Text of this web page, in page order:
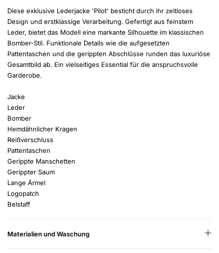
Diese exklusive Lederjacke 'Pilot' besticht durch ihr zeitloses
Design und erstklassige Verarbeitung. Gefertigt aus feinstem
Leder, bietet das Modell eine markante Silhouette im klassischen
Bomber-Stil. Funktionale Details wie die aufgesetzten
Pattentaschen und die gerippten Abschlüsse runden das luxuriöse
Gesamtbild ab. Ein vielseitiges Essential für die anspruchsvolle
Garderobe.
Jacke
Leder
Bomber
Hemdähnlicher Kragen
Reißverschluss
Pattentaschen
Gerippte Manschetten
Gerippter Saum
Lange Ärmel
Logopatch
Belstaff
Materialien und Waschung